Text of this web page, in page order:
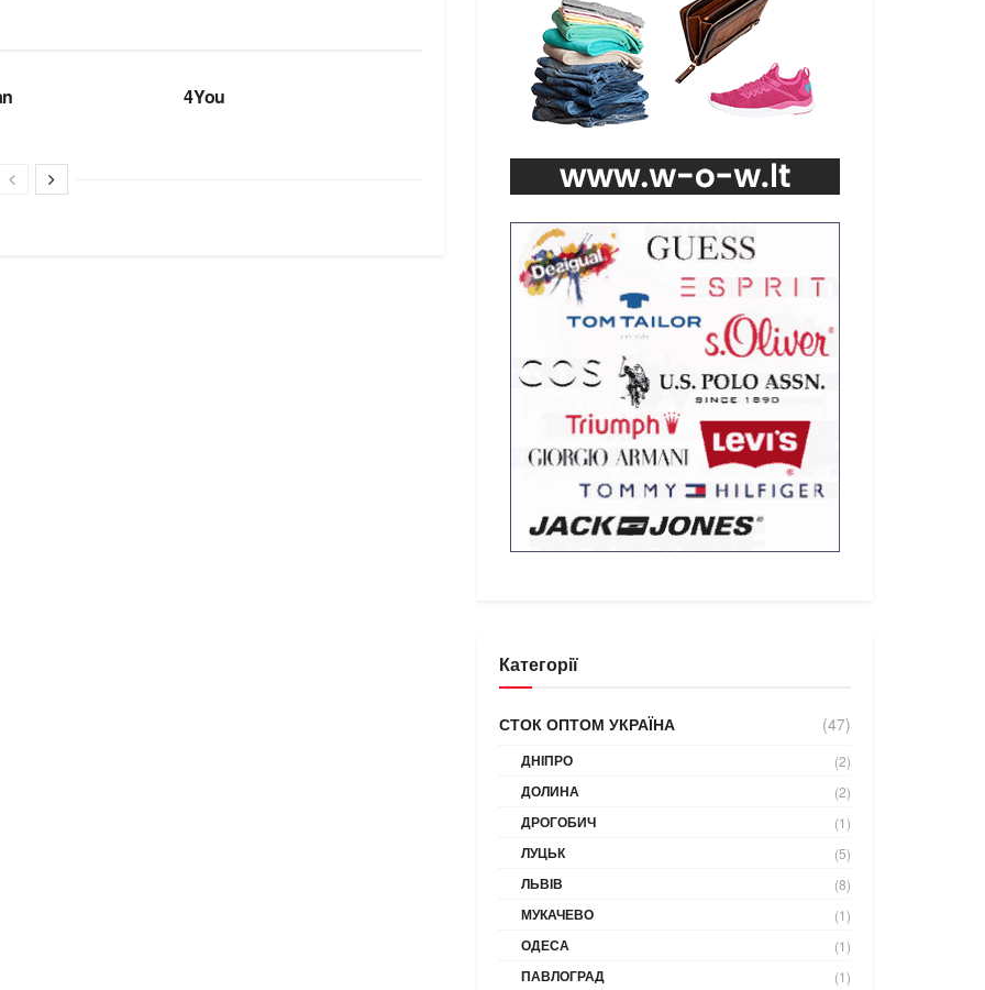
4You
Категорії
СТОК ОПТОМ УКРАЇНА (47)
ДНІПРО (2)
ДОЛИНА (2)
ДРОГОБИЧ (1)
ЛУЦЬК (5)
ЛЬВІВ (8)
МУКАЧЕВО (1)
ОДЕСА (1)
ПАВЛОГРАД (1)